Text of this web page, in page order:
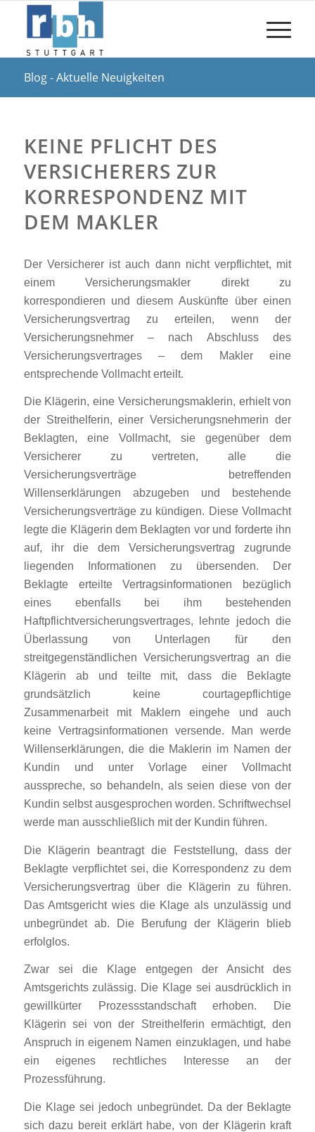
Blog - Aktuelle Neuigkeiten
KEINE PFLICHT DES
VERSICHERERS ZUR
KORRESPONDENZ MIT
DEM MAKLER
Der Versicherer ist auch dann nicht verpflichtet, mit
einem Versicherungsmakler direkt zu
korrespondieren und diesem Auskünfte über einen
Versicherungsvertrag zu erteilen, wenn der
Versicherungsnehmer – nach Abschluss des
Versicherungsvertrages – dem Makler eine
entsprechende Vollmacht erteilt.
Die Klägerin, eine Versicherungsmaklerin, erhielt von
der Streithelferin, einer Versicherungsnehmerin der
Beklagten, eine Vollmacht, sie gegenüber dem
Versicherer zu vertreten, alle die
Versicherungsverträge betreffenden
Willenserklärungen abzugeben und bestehende
Versicherungsverträge zu kündigen. Diese Vollmacht
legte die Klägerin dem Beklagten vor und forderte ihn
auf, ihr die dem Versicherungsvertrag zugrunde
liegenden Informationen zu übersenden. Der
Beklagte erteilte Vertragsinformationen bezüglich
eines ebenfalls bei ihm bestehenden
Haftpflichtversicherungsvertrages, lehnte jedoch die
Überlassung von Unterlagen für den
streitgegenständlichen Versicherungsvertrag an die
Klägerin ab und teilte mit, dass die Beklagte
grundsätzlich keine courtagepflichtige
Zusammenarbeit mit Maklern eingehe und auch
keine Vertragsinformationen versende. Man werde
Willenserklärungen, die die Maklerin im Namen der
Kundin und unter Vorlage einer Vollmacht
ausspreche, so behandeln, als seien diese von der
Kundin selbst ausgesprochen worden. Schriftwechsel
werde man ausschließlich mit der Kundin führen.
Die Klägerin beantragt die Feststellung, dass der
Beklagte verpflichtet sei, die Korrespondenz zu dem
Versicherungsvertrag über die Klägerin zu führen.
Das Amtsgericht wies die Klage als unzulässig und
unbegründet ab. Die Berufung der Klägerin blieb
erfolglos.
Zwar sei die Klage entgegen der Ansicht des
Amtsgerichts zulässig. Die Klage sei ausdrücklich in
gewillkürter Prozessstandschaft erhoben. Die
Klägerin sei von der Streithelferin ermächtigt, den
Anspruch in eigenem Namen einzuklagen, und habe
ein eigenes rechtliches Interesse an der
Prozessführung.
Die Klage sei jedoch unbegründet. Da der Beklagte
sich dazu bereit erklärt habe, von der Klägerin kraft